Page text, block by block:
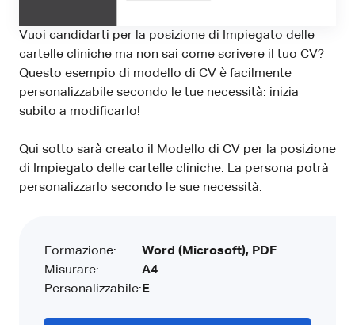
Vuoi candidarti per la posizione di Impiegato delle
cartelle cliniche ma non sai come scrivere il tuo CV?
Questo esempio di modello di CV è facilmente
personalizzabile secondo le tue necessità: inizia
subito a modificarlo!
Qui sotto sarà creato il Modello di CV per la posizione
di Impiegato delle cartelle cliniche. La persona potrà
personalizzarlo secondo le sue necessità.
Formazione:
Misurare:
Personalizzabile:
Word (Microsoft), PDF
A4
E